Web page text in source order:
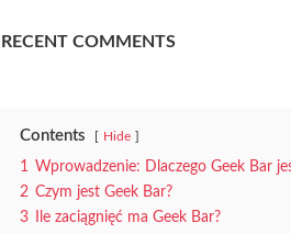
RECENT COMMENTS
Contents Hide
1 Wprowadzenie: Dlaczego Geek Bar
2 Czym jest Geek Bar?
3
Ile zaciągnięć ma Geek Bar?